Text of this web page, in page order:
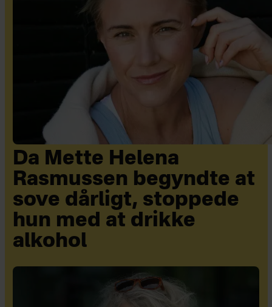
Da Mette Helena
Rasmussen begyndte at
sove dårligt, stoppede
hun med at drikke
alkohol